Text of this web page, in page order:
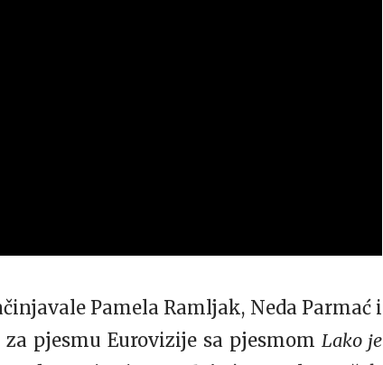
Pamela Ramljak, Neda Parmać i
pjesmu Eurovizije sa pjesmom Lako je